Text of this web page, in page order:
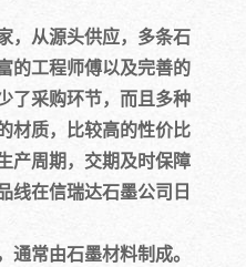
，从源头供应，多条石
的工程师傅以及完善的
了采购环节，而且多种
材质，比较高的性价比
产周期，交期及时保障
线在信瑞达石墨公司日
通常由石墨材料制成。